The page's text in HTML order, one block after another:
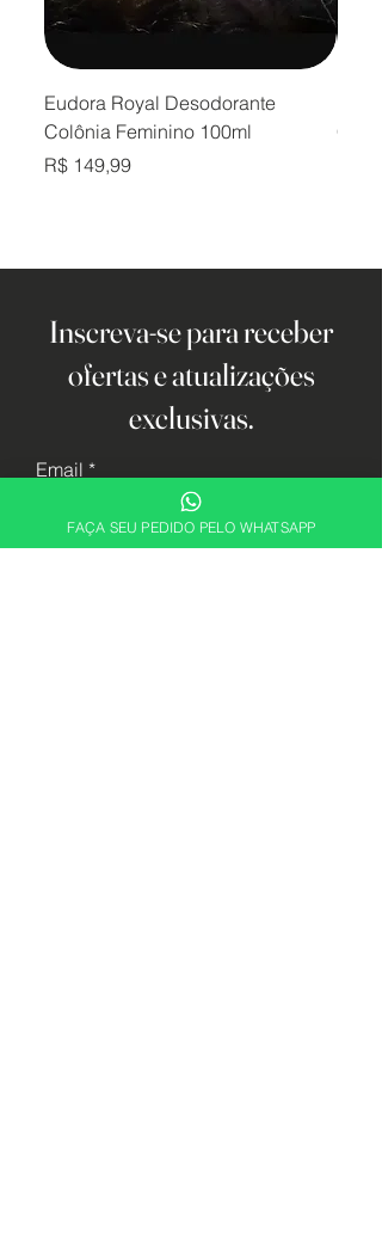
Eudora Royal Desodorante
Colônia Feminino 100ml
Preço
R$ 149,99
Inscreva-se para receber
ofertas e atualizações
exclusivas.
Email
Cadastrar
FAÇA SEU PEDIDO PELO WHATSAPP